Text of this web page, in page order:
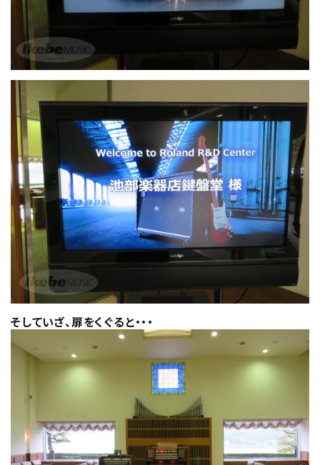
そしていざ、扉をくぐると・・・